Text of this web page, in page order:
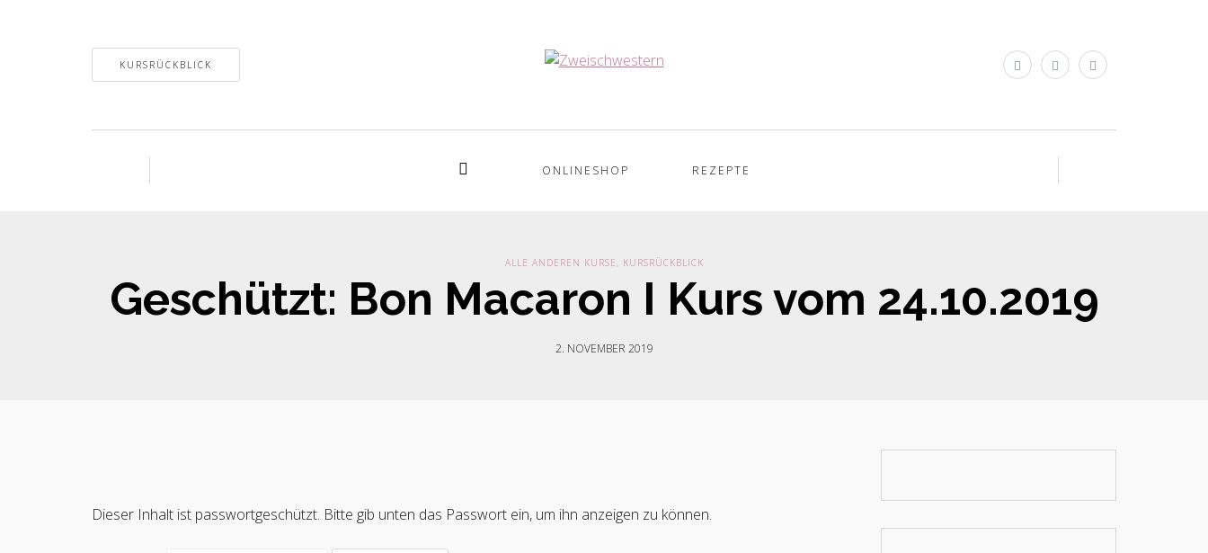
KURSRÜCKBLICK
ONLINESHOP REZEPTE
ALLE ANDEREN KURSE, KURSRÜCKBLICK
Geschützt: Bon Macaron I Kurs vom 24.10.2019
2. NOVEMBER 2019
Dieser Inhalt ist passwortgeschützt. Bitte gib unten das Passwort ein, um ihn anzeigen zu können.